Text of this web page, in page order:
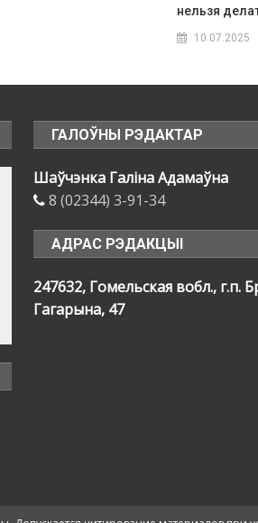
нельзя
10.07.2025
ГАЛОЎНЫ РЭДАКТАР
Шаўчэнка Галіна Адамаўна
8 (02344) 3-91-34
АДРАС РЭДАКЦЫІ
247632, Гомельская вобл., г.п.
Гагарына, 47